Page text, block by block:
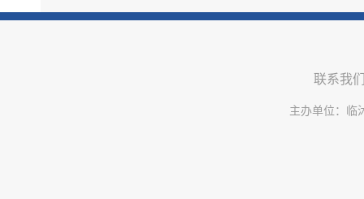
联系我
主办单位：临